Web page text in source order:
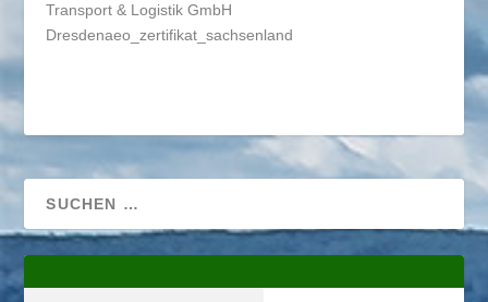
Transport & Logistik GmbH
Dresdenaeo_zertifikat_sachsenland